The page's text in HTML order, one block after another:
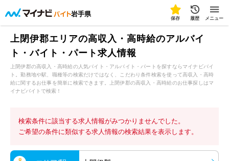
岩手県
保存 履歴 メニュー
上閉伊郡エリアの高収入・高時給のアルバイ
ト・バイト・パート求人情報
上閉伊郡の高収入・高時給の人気バイト・アルバイト・パートを探すならマイナビバイ
ト。勤務地や駅、職種等の検索だけではなく、こだわり条件検索を使って高収入・高時
給に関するお仕事を簡単に検索できます。上閉伊郡の高収入・高時給のお仕事探しはマ
イナビバイトで検索！
検索条件に該当する求人情報がみつかりませんでした。
ご希望の条件に類似する求人情報の検索結果を表示します。